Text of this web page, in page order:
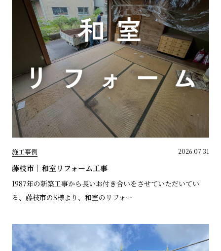
施工事例 2026.07.31
藤枝市｜和室リフォーム工事
1987年の新築工事から長いお付き合いをさせていただいてい
る、藤枝市のS様より、和室のリフォー